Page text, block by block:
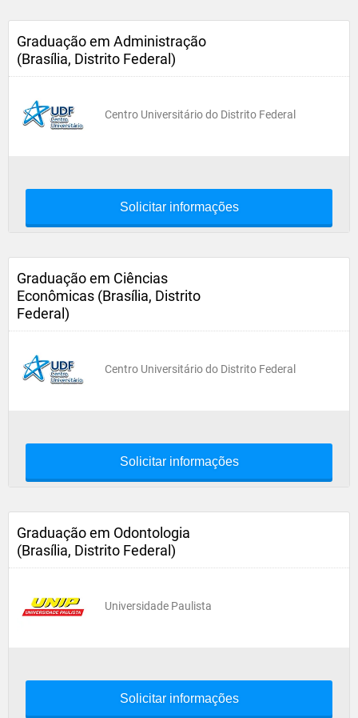
Graduação em Administração
(Brasília, Distrito Federal)
Centro Universitário do Distrito Federal
Solicitar informações
Graduação em Ciências
Econômicas (Brasília, Distrito
Federal)
Centro Universitário do Distrito Federal
Solicitar informações
Graduação em Odontologia
(Brasília, Distrito Federal)
Universidade Paulista
Solicitar informações